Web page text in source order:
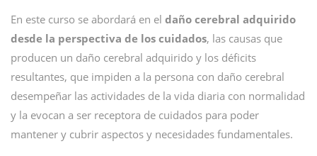
En este curso se abordará en el daño cerebral adquirido
desde la perspectiva de los cuidados, las causas que
producen un daño cerebral adquirido y los déficits
resultantes, que impiden a la persona con daño cerebral
desempeñar las actividades de la vida diaria con normalidad
y la evocan a ser receptora de cuidados para poder
mantener y cubrir aspectos y necesidades fundamentales.